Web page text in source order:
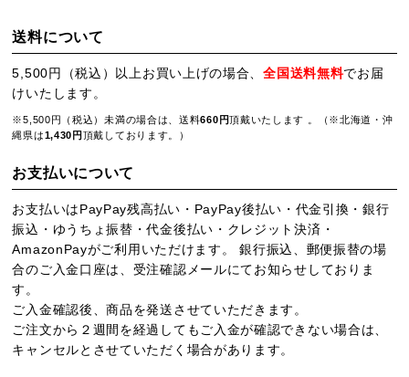
送料について
5,500円（税込）以上お買い上げの場合、全国送料無料でお届
けいたします。
※5,500円（税込）未満の場合は、送料660円頂戴いたします 。（※北海道・沖
縄県は1,430円 頂戴しております。）
お支払いについて
お支払いはPayPay残高払い・PayPay後払い・代金引換・銀行
振込・ゆうちょ振替・代金後払い・クレジット決済・
AmazonPayがご利用いただけます。 銀行振込、郵便振替の場
合のご入金口座は、受注確認メールにてお知らせしておりま
す。
ご入金確認後、商品を発送させていただきます。
ご注文から２週間を経過してもご入金が確認できない場合は、
キャンセルとさせていただく場合があります。